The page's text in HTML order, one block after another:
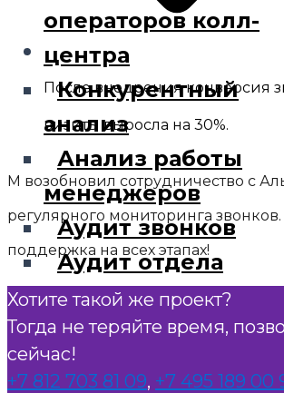
операторов колл-
центра
Конкурентный
анализ
Анализ работы
менеджеров
Аудит звонков
Аудит отдела
продаж
Тайный
по телефону
После внедрения конверсия
визиты выросла на 30%.
M возобновил сотрудничество с
регулярного мониторинга
поддержка на всех этапах!
Хотите такой же проект?
Тогда не теряйте время,
сейчас!
+7 812 703 81 09, +7 495 189 00